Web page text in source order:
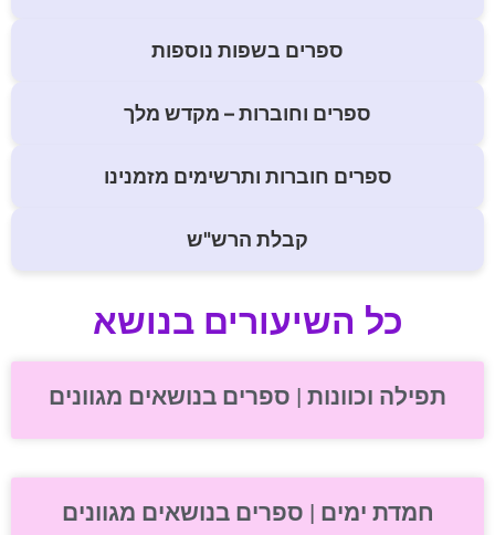
ספרים בשפות נוספות
ספרים וחוברות – מקדש מלך
ספרים חוברות ותרשימים מזמנינו
קבלת הרש"ש
כל השיעורים בנושא
תפילה וכוונות | ספרים בנושאים מגוונים
חמדת ימים | ספרים בנושאים מגוונים